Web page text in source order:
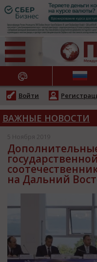
НОВОСТИ
Войти
ВАЖНЫЕ НОВОСТИ
5 Ноября 2019
на Дальний